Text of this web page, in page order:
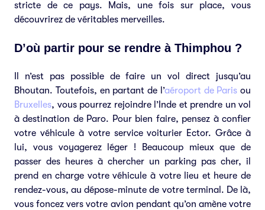
stricte de ce pays. Mais, une fois sur place, vous
découvrirez de véritables merveilles.
D’où partir pour se rendre à Thimphou ?
Il n’est pas possible de faire un vol direct jusqu’au
Bhoutan. Toutefois, en partant de l’aéroport de Paris ou
Bruxelles, vous pourrez rejoindre l’Inde et prendre un vol
à destination de Paro. Pour bien faire, pensez à confier
votre véhicule à votre service voiturier Ector. Grâce à
lui, vous voyagerez léger ! Beaucoup mieux que de
passer des heures à chercher un parking pas cher, il
prend en charge votre véhicule à votre lieu et heure de
rendez-vous, au dépose-minute de votre terminal. De là,
vous foncez vers votre avion pendant qu’on amène votre